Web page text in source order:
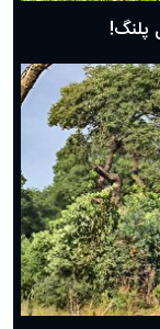
پلنگ!